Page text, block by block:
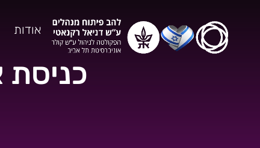
אודות
כניסת